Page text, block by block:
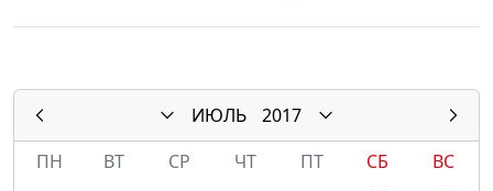
ИЮЛЬ
2017
ПН
ВТ СР ЧТ ПТ СБ
ВС